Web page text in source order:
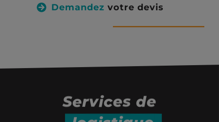
Demandez votre devis
Services de